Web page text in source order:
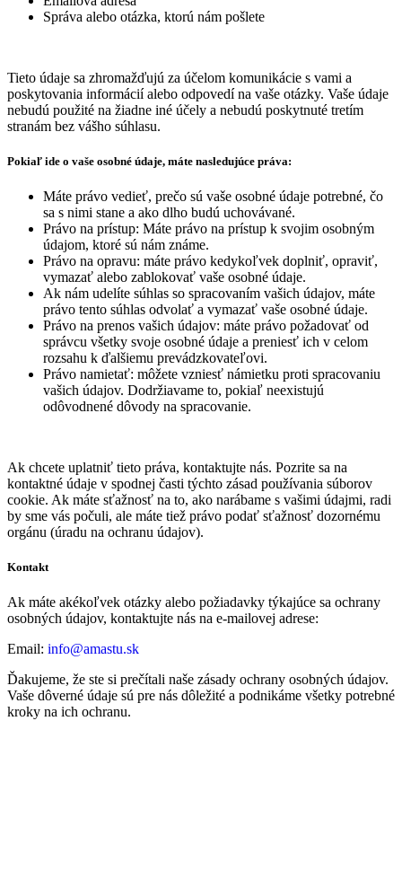
Správa alebo otázka, ktorú nám pošlete
Tieto údaje sa zhromažďujú za účelom komunikácie s vami a
poskytovania informácií alebo odpovedí na vaše otázky. Vaše údaje
nebudú použité na žiadne iné účely a nebudú poskytnuté tretím
stranám bez vášho súhlasu.
Pokiaľ ide o vaše osobné údaje, máte nasledujúce práva:
Máte právo vedieť, prečo sú vaše osobné údaje potrebné, čo
sa s nimi stane a ako dlho budú uchovávané.
Právo na prístup: Máte právo na prístup k svojim osobným
údajom, ktoré sú nám známe.
Právo na opravu: máte právo kedykoľvek doplniť, opraviť,
vymazať alebo zablokovať vaše osobné údaje.
Ak nám udelíte súhlas so spracovaním vašich údajov, máte
právo tento súhlas odvolať a vymazať vaše osobné údaje.
Právo na prenos vašich údajov: máte právo požadovať od
správcu všetky svoje osobné údaje a preniesť ich v celom
rozsahu k ďalšiemu prevádzkovateľovi.
Právo namietať: môžete vzniesť námietku proti spracovaniu
vašich údajov. Dodržiavame to, pokiaľ neexistujú
odôvodnené dôvody na spracovanie.
Ak chcete uplatniť tieto práva, kontaktujte nás. Pozrite sa na
kontaktné údaje v spodnej časti týchto zásad používania súborov
cookie. Ak máte sťažnosť na to, ako narábame s vašimi údajmi, radi
by sme vás počuli, ale máte tiež právo podať sťažnosť dozornému
orgánu (úradu na ochranu údajov).
Kontakt
Ak máte akékoľvek otázky alebo požiadavky týkajúce sa ochrany
osobných údajov, kontaktujte nás na e-mailovej adrese:
Email: info@amastu.sk
Ďakujeme, že ste si prečítali naše zásady ochrany osobných údajov.
Vaše dôverné údaje sú pre nás dôležité a podnikáme všetky potrebné
kroky na ich ochranu.